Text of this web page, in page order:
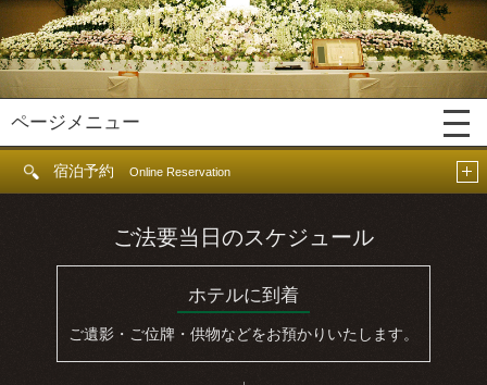
ページメニュー
宿泊予約Online Reservation
ご法要当日のスケジュール
ホテルに到着
ご遺影・ご位牌・供物などをお預かりいたします。